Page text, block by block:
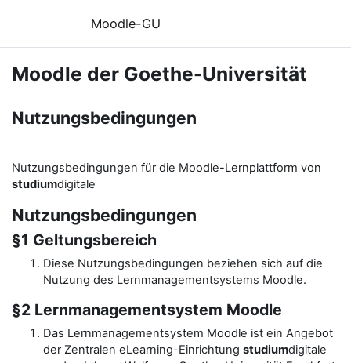
Moodle-GU
Moodle der Goethe-Universität
Nutzungsbedingungen
Nutzungsbedingungen für die Moodle-Lernplattform von
studiumdigitale
Nutzungsbedingungen
§1 Geltungsbereich
Diese Nutzungsbedingungen beziehen sich auf die
Nutzung des Lernmanagementsystems Moodle.
§2 Lernmanagementsystem Moodle
Das Lernmanagementsystem Moodle ist ein Angebot
der Zentralen eLearning-Einrichtung studiumdigitale